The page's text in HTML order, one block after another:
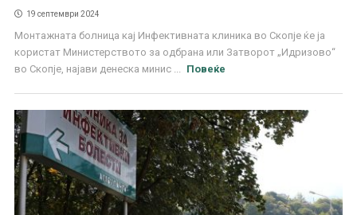
19 септември 2024
Монтажната болница кај Инфективната клиника во Скопје ќе ја
користат Министерството за одбрана или Затворот „Идризово“
во Скопје, најави денеска минис ...
Повеќе